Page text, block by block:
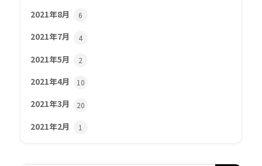
2021年8月 6
2021年7月 4
2021年5月 2
2021年4月 10
2021年3月 20
2021年2月 1